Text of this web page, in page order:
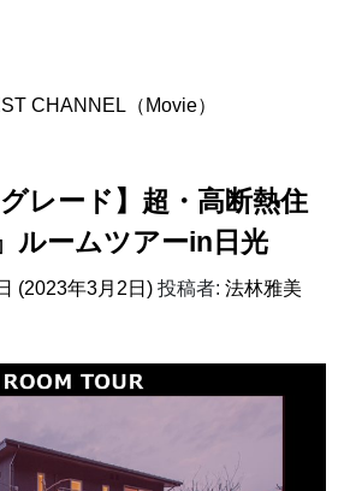
CHANNEL（Movie）
グレード】超・高断熱住
ルームツアーin日光
(2023年3月2日) 投稿者: 法林雅美